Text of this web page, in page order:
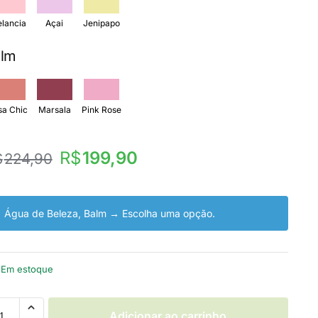
Açai Jenipapo
Chic Marsala Pink Rose
224,90 R$199,90
Água de Beleza, Balm → Escolha uma opção.
Em estoque